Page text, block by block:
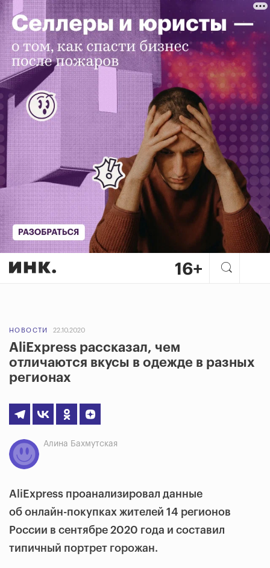
НОВОСТИ 22.10.2020
AliExpress рассказал, чем
отличаются вкусы в одежде в разных
регионах
Алина Бахмутская
AliExpress проанализировал данные
об онлайн-покупках жителей 14 регионов
России в сентябре 2020 года и составил
типичный портрет горожан.